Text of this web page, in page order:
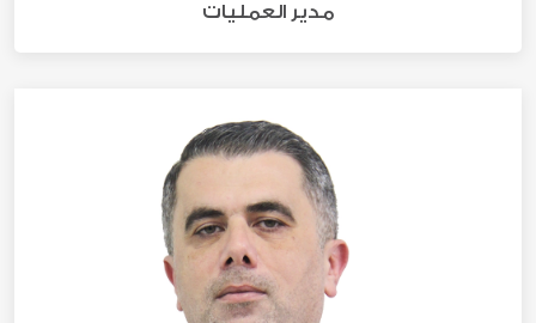
مدير العمليات